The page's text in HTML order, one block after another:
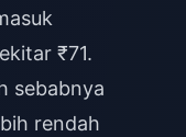
₹71.
sebabnya
rendah